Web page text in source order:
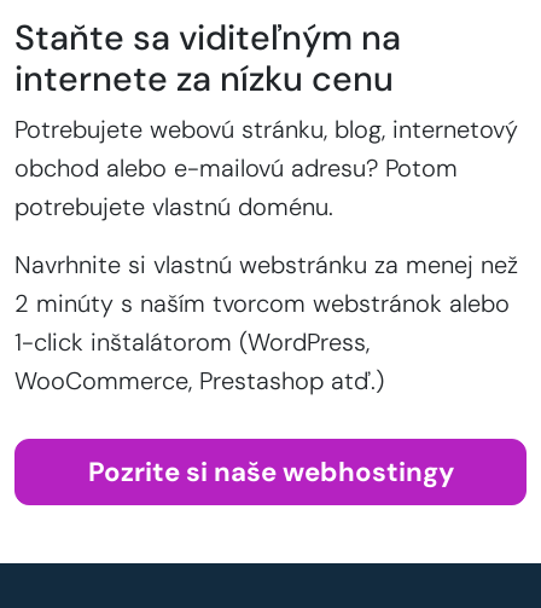
Staňte sa viditeľným na
internete za nízku cenu
Potrebujete webovú stránku, blog, internetový
obchod alebo e-mailovú adresu? Potom
potrebujete vlastnú doménu.
Navrhnite si vlastnú webstránku za menej než
2 minúty s naším tvorcom webstránok alebo
1-click inštalátorom (WordPress,
WooCommerce, Prestashop atď.)
Pozrite si naše webhostingy